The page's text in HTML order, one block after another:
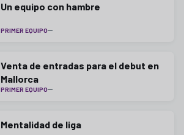
Un equipo con hambre
PRIMER EQUIPO
Venta de entradas para el debut en
Mallorca
PRIMER EQUIPO
Mentalidad de liga